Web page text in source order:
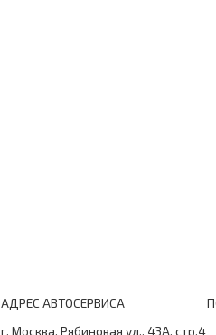
АДРЕС АВТОСЕРВИСА
г. Москва, Рябиновая ул., 43А, стр.4